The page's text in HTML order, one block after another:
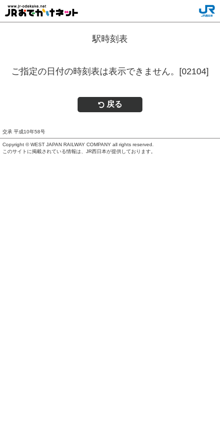
駅時刻表
ご指定の日付の時刻表は表示できません。[02104]
戻る
交承 平成10年58号
Copyright © WEST JAPAN RAILWAY COMPANY all rights reserved.
このサイトに掲載されている情報は、JR西日本が提供しております。